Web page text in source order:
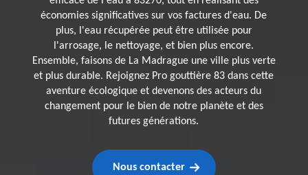
économies significatives sur vos factures d'eau. De
plus, l'eau récupérée peut être utilisée pour
l'arrosage, le nettoyage, et bien plus encore.
Ensemble, faisons de La Madrague une ville plus verte
et plus durable. Rejoignez Pro gouttière 83 dans cette
aventure écologique et devenons des acteurs du
changement pour le bien de notre planète et des
futures générations.
Nous contacter